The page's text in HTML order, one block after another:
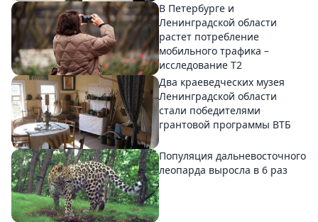
В Петербурге и
Ленинградской области
растет потребление
мобильного трафика –
исследование T2
Два краеведческих музея
Ленинградской области
стали победителями
грантовой программы ВТБ
Популяция дальневосточного
леопарда выросла в 6 раз